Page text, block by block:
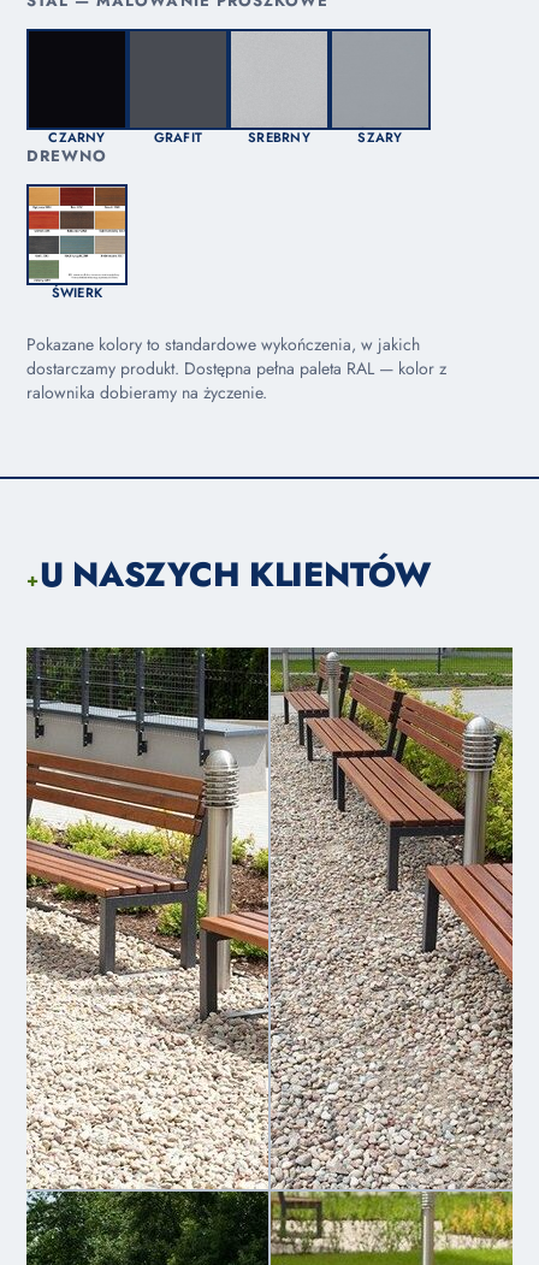
CZARNY GRAFIT SREBRNY SZARY
DREWNO
ŚWIERK
Pokazane kolory to standardowe wykończenia, w jakich
dostarczamy produkt. Dostępna pełna paleta RAL — kolor z
ralownika dobieramy na życzenie.
+U NASZYCH KLIENTÓW